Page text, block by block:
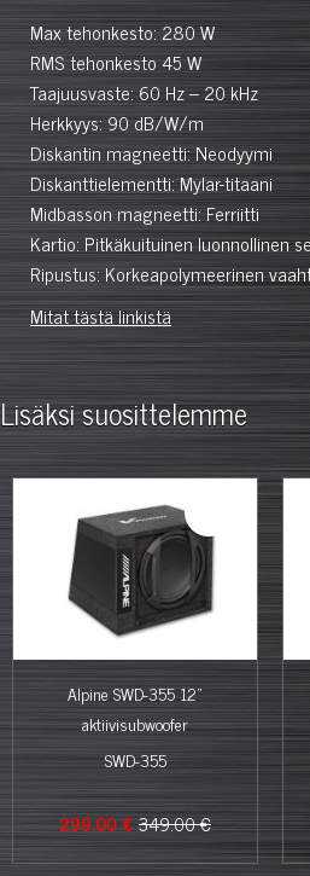
Max tehonkesto: 280 W
RMS tehonkesto 45 W
Taajuusvaste: 60 Hz – 20 kHz
Herkkyys: 90 dB/W/m
Diskantin magneetti: Neodyymi
Diskanttielementti: Mylar-titaani
Midbasson magneetti: Ferriitti
Kartio: Pitkäkuituinen luonnollinen
Ripustus: Korkeapolymeerinen
Mitat tästä linkistä
Lisäksi suosittelemme
Alpine SWD-355 12"
aktiivisubwoofer
SWD-355
299.00 €349.00 €